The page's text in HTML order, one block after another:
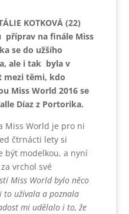
KOTKOVÁ (22)
příprav na finále Miss
se do užšího
ale i tak byla v
mezi těmi, kdo
Miss World 2016 se
Díaz z Portorika.
Miss World je pro ni
čtrnácti lety si
být modelkou, a nyní
vrchol své
Miss World bylo něco
to užívala a poznala
mi udělalo i to, že